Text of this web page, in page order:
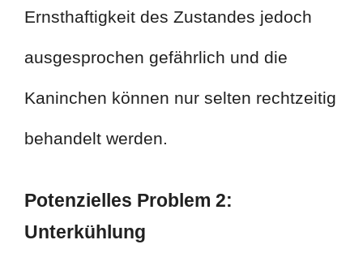
Ernsthaftigkeit des Zustandes jedoch
ausgesprochen gefährlich und die
Kaninchen können nur selten rechtzeitig
behandelt werden.
Potenzielles Problem 2:
Unterkühlung